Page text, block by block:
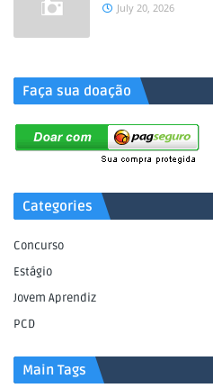
July 20, 2026
Faça sua doação
Categories
Concurso
Estágio
Jovem Aprendiz
PCD
Main Tags